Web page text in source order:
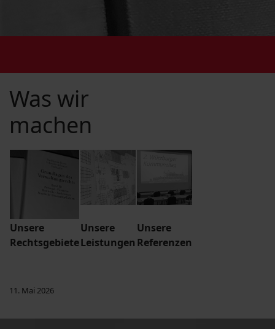
Was wir
machen
Unsere
Rechtsgebiete
Unsere
Leistungen
Unsere
Referenzen
11. Mai 2026